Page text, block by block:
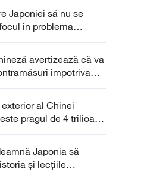
Japoniei să nu se
în problema
avertizează că va
împotriva
din Marea Chinei de
al Chinei
pragul de 4 trilioane
a cincea lună
Japonia să
și lecțiile